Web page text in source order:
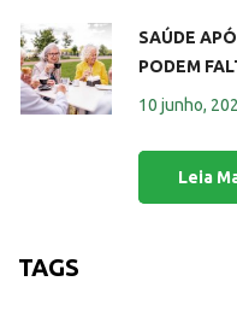
SAÚDE
PODEM
10 junho,
TAGS